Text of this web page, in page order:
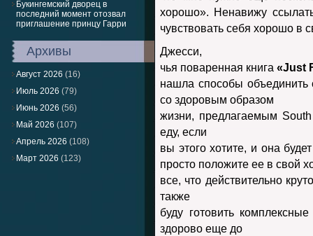
Букингемский дворец в
последний момент отозвал
приглашение принцу Гарри
Архивы
Август 2026 (16)
Июль 2026 (79)
Июнь 2026 (56)
Май 2026 (107)
Апрель 2026 (108)
Март 2026 (123)
хорошо». Ненавижу
чувствовать себя хорошо в
Джесси,
чья поваренная книга «Just
нашла способы объединить
со здоровым образом
жизни, предлагаемым
еду, если
вы этого хотите, и она
просто положите ее в свой
все, что действительно
также
буду готовить
здорово еще до